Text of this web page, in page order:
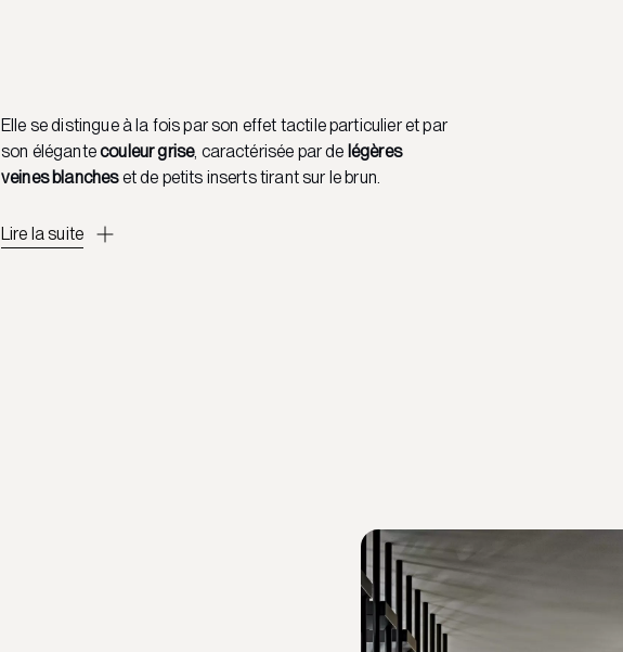
Elle se distingue à la fois par son effet tactile particulier et par
son élégantecouleur grise, caractérisée par de légères
veines blancheset de petits inserts tirant sur le brun.
Lire la suite